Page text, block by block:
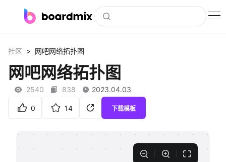
社区资源
下载
社区 > 网吧网络拓扑图
网吧网络拓扑图
2540 838 2023.04.03
0 14 下载模板